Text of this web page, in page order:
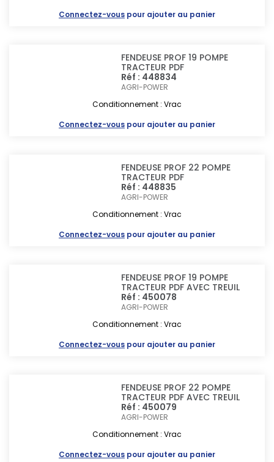
Connectez-vous pour ajouter au panier
FENDEUSE PROF 19 POMPE
TRACTEUR PDF
Réf : 448834
AGRI-POWER
Conditionnement : Vrac
Connectez-vous pour ajouter au panier
FENDEUSE PROF 22 POMPE
TRACTEUR PDF
Réf : 448835
AGRI-POWER
Conditionnement : Vrac
Connectez-vous pour ajouter au panier
FENDEUSE PROF 19 POMPE
TRACTEUR PDF AVEC TREUIL
Réf : 450078
AGRI-POWER
Conditionnement : Vrac
Connectez-vous pour ajouter au panier
FENDEUSE PROF 22 POMPE
TRACTEUR PDF AVEC TREUIL
Réf : 450079
AGRI-POWER
Conditionnement : Vrac
Connectez-vous pour ajouter au panier